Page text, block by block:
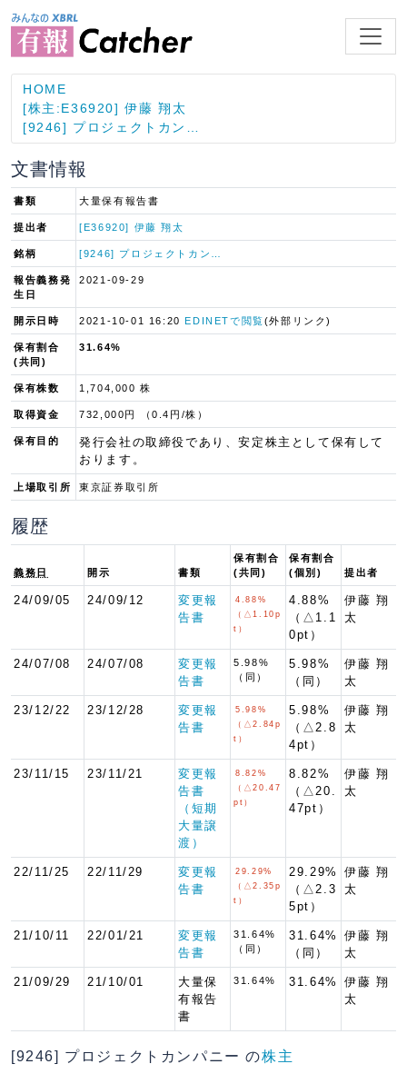
HOME
[株主:E36920] 伊藤 翔太
[9246] プロジェクトカン…
文書情報
書類 大量保有報告書
提出者 [E36920] 伊藤 翔太
銘柄 [9246] プロジェクトカン…
報告義務発
生日
2021-09-29
開示日時 2021-10-01 16:20EDINETで閲覧(外部リンク)
保有割合
(共同)
31.64%
保有株数 1,704,000 株
取得資金 732,000円 （0.4円/株）
保有目的
発行会社の取締役であり、安定株主として保有して
おります。
上場取引所 東京証券取引所
履歴
義務日 開示 書類
保有割合
(共同)
保有割合
(個別)
提出者
24/09/05 24/09/12
変更報
告書
4.88%
（△1.10p
t）
4.88%
（△1.1
0pt）
伊藤 翔
太
24/07/08 24/07/08
変更報
告書
5.98%
（同）
5.98%
（同）
伊藤 翔
太
23/12/22 23/12/28
変更報
告書
5.98%
（△2.84p
t）
5.98%
（△2.8
4pt）
伊藤 翔
太
23/11/15 23/11/21
変更報
告書
（短期
大量譲
渡）
8.82%
（△20.47
pt）
8.82%
（△20.
47pt）
伊藤 翔
太
22/11/25 22/11/29
変更報
告書
29.29%
（△2.35p
t）
29.29%
（△2.3
5pt）
伊藤 翔
太
21/10/11 22/01/21
変更報
告書
31.64%
（同）
31.64%
（同）
伊藤 翔
太
21/09/29 21/10/01
大量保
有報告
書
31.64% 31.64%
伊藤 翔
太
[9246] プロジェクトカンパニー の株主